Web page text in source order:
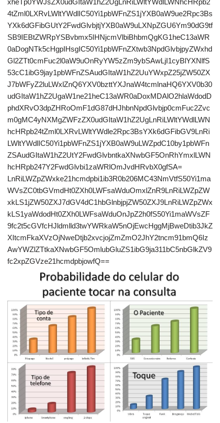
xheTp0YWJsZX0udGItaW1hZ2UgLnRiLWltYWdlLWNhcHRpb2
4tZml0LXRvLWltYWdlIC50Yi1pbWFnZS1jYXB0aW9ue2Rpc3Bs
YXk6dGFibGUtY2FwdGlvbjtjYXB0aW9uLXNpZGU6Ym90dG9tf
SB9IEBtZWRpYSBvbmx5IHNjcmVlbiBhbmQgKG1heC13aWR
0aDogNTk5cHgpIHsgIC50Yi1pbWFnZXtwb3NpdGlvbjpyZWxhd
Gl2ZTt0cmFuc2l0aW9uOnRyYW5zZm9ybSAwLjI1cyBlYXNlfS
53cC1ibG9jay1pbWFnZSAudGItaW1hZ2UuYWxpZ25jZW50ZX
J7bWFyZ2luLWxlZnQ6YXV0bzttYXJnaW4tcmlnaHQ6YXV0b30
udGItaW1hZ2UgaW1ne21heC13aWR0aDoxMDAlO2hlaWdodD
phdXRvO3dpZHRoOmF1dG87dHJhbnNpdGlvbjp0cmFuc2Zvc
m0gMC4yNXMgZWFzZX0udGItaW1hZ2UgLnRiLWltYWdlLWN
hcHRpb24tZml0LXRvLWltYWdle2Rpc3BsYXk6dGFibGV9LnRi
LWltYWdlIC50Yi1pbWFnZS1jYXB0aW9uLWZpdC10by1pbWFn
ZSAudGItaW1hZ2UtY2FwdGlvbntkaXNwbGF5OnRhYmxlLWN
hcHRpb247Y2FwdGlvbi1zaWRlOmJvdHRvbX0gfSA=
LnRiLWZpZWxke21hcmdpbi1ib3R0b206MC43NmVtfS50Yi1ma
WVsZC0tbGVmdHt0ZXh0LWFsaWduOmxlZnR9LnRiLWZpZW
xkLS1jZW50ZXJ7dGV4dC1hbGlnbjpjZW50ZXJ9LnRiLWZpZWx
kLS1yaWdodHt0ZXh0LWFsaWduOnJpZ2h0fS50Yi1maWVsZF
9fc2t5cGVfcHJldmlld3twYWRkaW5nOjEwcHggMjBweDtib3JkZ
XItcmFkaXVzOjNweDtjb2xvcjojZmZmO2JhY2tncm91bmQ6Iz
AwYWZlZTtkaXNwbGF5OmlubGluZS1ibG9ja311bC5nbGlkZV9
fc2xpZGVze21hcmdpbjowfQ==